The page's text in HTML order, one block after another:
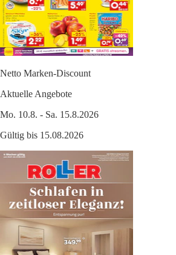
Netto Marken-Discount
Aktuelle Angebote
Mo. 10.8. - Sa. 15.8.2026
Gültig bis 15.08.2026